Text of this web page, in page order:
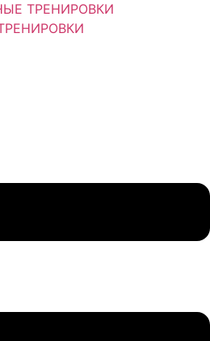
ТРЕНИРОВКИ